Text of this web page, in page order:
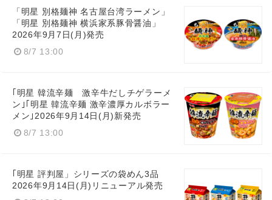
「明星 別格麺神 名古屋台湾ラーメン」
「明星 別格麺神 横浜家系豚骨醤油」
2026年9月7日(月)発売
8/7 13:00
｢明星 韓流辛麺 激辛牛だしチゲラーメ
ン｣｢明星 韓流辛麺 激辛濃厚カルボラー
メン｣2026年9月14日(月)新発売
8/7 13:00
｢明星 評判屋」シリーズの袋めん3品
2026年9月14日(月)リニューアル発売